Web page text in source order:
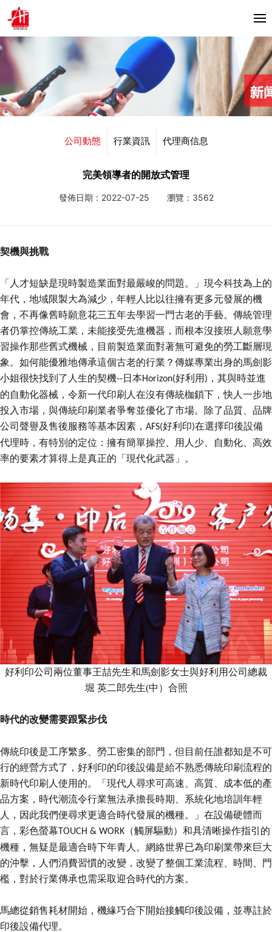
首頁
關於我們
產品中心
Horizon
Foliant
Zechini
合作夥伴
解決方案
代理商信息
简体 繁體 EN
公司動態 行業資訊 代理商信息
完美領導者的開放式管理
發佈日期：2022-07-25 瀏覽：3562
契機與挑戰
「人才短缺是現時製造業面對最嚴峻的問題。」現今科技為上的
年代，地域限製大為減少，年輕人比以往擁有更多元發展的機
會，不再像舊時願意花三五年去學習一門古老的手藝。傳統管理
者仍掌控傳統工業，未能接受先進機器，而根本沒接班人願意學
習操作那些舊式機械，目前製造業面對著無可避免的勞工斷層現
象。如何能優雅地傳承這個古老的行業？傳媒專業出身的馬劍影
小姐很快找到了人生的契機--日本Horizon(好利用 ) ，其與時並進
的自動化器械，令新一代印刷人在沒有傳統枷鎖下，快人一步地
投入市場，與傳統印刷業者爭奪並優化了市場。除了品質、品牌
公司聲譽及售後服務等基本因素， AFS(好利印)在選擇印後設備
代理時，有特別的定位：擁有簡單操控、用人少、自動化、高效
率的要素才算得上是真正的「現代化武器」。
好利印公司兩位董事王喆先生和馬劍影女士與好利用公司總裁
堀 英二郎先生(中）合照
時代的改變需要跟緊步伐
傳統印後是工序繁多、勞工密集的部門，但目前任誰都知是不可
行的經營方式了，好利印的印後設備是給不熟悉傳統印刷流程的
新時代印刷人使用的。「現代人尋求可高速、高質、成本低的產
品方案，時代潮流令行業無法承擔長時期、系統化地培訓年輕
人，因此我們便尋求更適合時代發展的機種。」在設備硬體而
言，彩色螢幕TOUCH & WORK（觸屏驅動） 和具清晰操作指引的
機種，無疑是最適合時下年青人。網絡世界已為印刷業帶來巨大
的沖擊，人們消費習慣的改變，改變了整個工業流程、時間、門
檻，對於行業傳承也需采取迎合時代的方案。
馬總從銷售耗材開始，機緣巧合下開始接觸印後設備，並專註於
印後設備代理。